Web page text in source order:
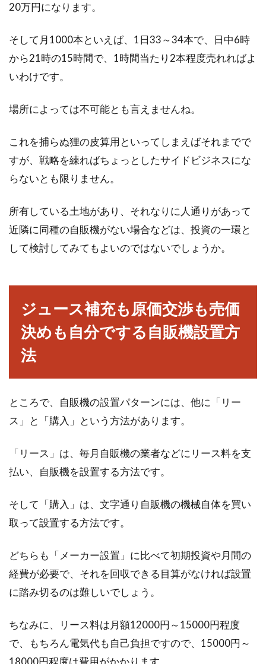
20万円になります。
そして月1000本といえば、1日33～34本で、日中6時
から21時の15時間で、1時間当たり2本程度売れればよ
いわけです。
場所によっては不可能とも言えませんね。
これを捕らぬ狸の皮算用といってしまえばそれまでで
すが、戦略を練ればちょっとしたサイドビジネスにな
らないとも限りません。
所有している土地があり、それなりに人通りがあって
近隣に同種の自販機がない場合などは、投資の一環と
して検討してみてもよいのではないでしょうか。
ジュース補充も原価交渉も売価
決めも自分でする自販機設置方
法
ところで、自販機の設置パターンには、他に「リー
ス」と「購入」という方法があります。
「リース」は、毎月自販機の業者などにリース料を支
払い、自販機を設置する方法です。
そして「購入」は、文字通り自販機の機械自体を買い
取って設置する方法です。
どちらも「メーカー設置」に比べて初期投資や月間の
経費が必要で、それを回収できる目算がなければ設置
に踏み切るのは難しいでしょう。
ちなみに、リース料は月額12000円～15000円程度
で、もちろん電気代も自己負担ですので、15000円～
18000円程度は費用がかかります。